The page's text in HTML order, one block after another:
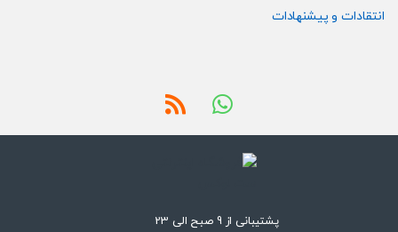
انتقادات و پیشنهادات
پشتیبانی از 9 صبح الی 23